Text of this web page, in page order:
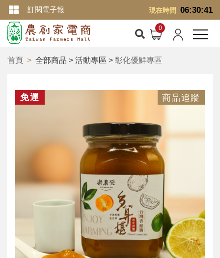
現在時間 06:30:42
訂閱電子報
首頁 全部商品 > 活動專區 > 彰化優鮮專區
免運 商品追蹤